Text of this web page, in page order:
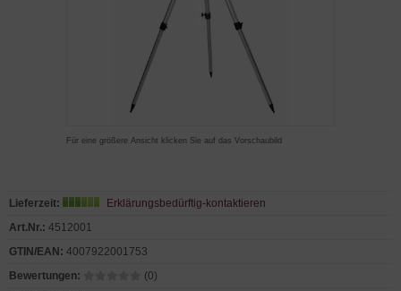
Für eine größere Ansicht klicken Sie auf das Vorschaubild
Lieferzeit:
Erklärungsbedürftig-kontaktieren
Art.Nr.: 4512001
GTIN/EAN: 4007922001753
Bewertungen:
(0)